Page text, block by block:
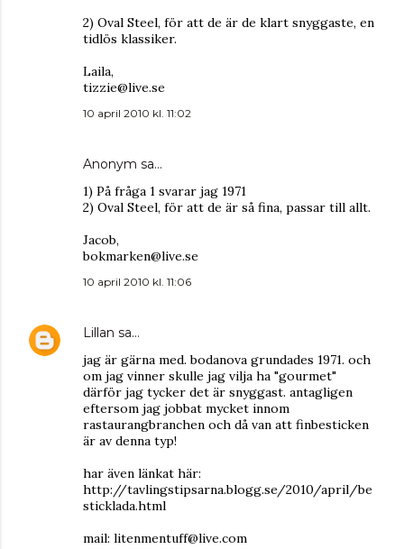
2) Oval Steel, för att de är de klart snyggaste, en
tidlös klassiker.
Laila,
tizzie@live.se
10 april 2010 kl. 11:02
Anonym sa…
1) På fråga 1 svarar jag 1971
2) Oval Steel, för att de är så fina, passar till allt.
Jacob,
bokmarken@live.se
10 april 2010 kl. 11:06
Lillan sa…
jag är gärna med. bodanova grundades 1971. och
om jag vinner skulle jag vilja ha "gourmet"
därför jag tycker det är snyggast. antagligen
eftersom jag jobbat mycket innom
rastaurangbranchen och då van att finbesticken
är av denna typ!
har även länkat här:
http://tavlingstipsarna.blogg.se/2010/april/be
sticklada.html
mail: litenmentuff@live.com